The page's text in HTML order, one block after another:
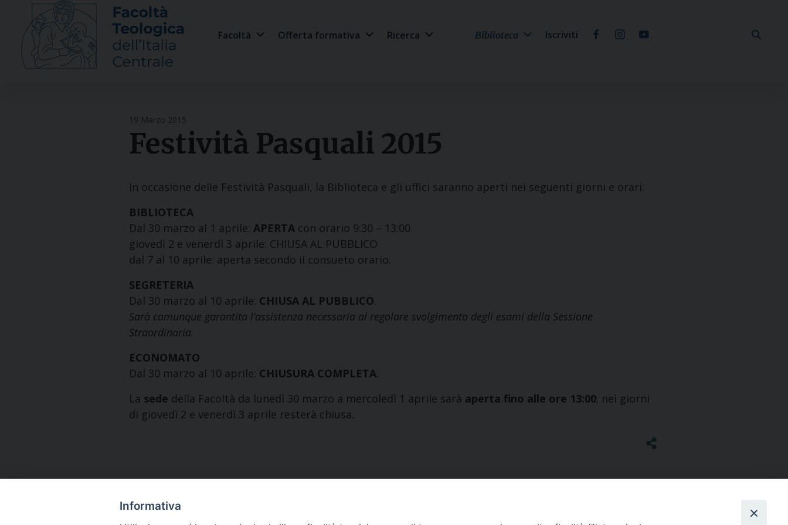
content
Facoltà Offerta formativa Ricerca Biblioteca Iscriviti
19 Marzo 2015
Festività Pasquali 2015
In occasione delle Festività Pasquali, la Biblioteca e gli uffici saranno aperti nei seguenti giorni e orari:
BIBLIOTECA
Dal 30 marzo al 1 aprile: APERTA con orario 9:30 – 13:00
giovedì 2 e venerdì 3 aprile: CHIUSA AL PUBBLICO
dal 7 al 10 aprile: aperta secondo il consueto orario.
SEGRETERIA
Dal 30 marzo al 10 aprile: CHIUSA AL PUBBLICO.
Sarà comunque garantita l’assistenza necessaria al regolare svolgimento degli esami della Sessione
Straordinaria.
ECONOMATO
Dal 30 marzo al 10 aprile: CHIUSURA COMPLETA.
La sede della Facoltà da lunedì 30 marzo a mercoledì 1 aprile sarà aperta fino alle ore 13:00; nei giorni
di giovedì 2 e venerdì 3 aprile resterà chiusa.
Informativa